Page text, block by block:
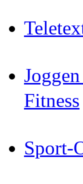
Fitness
Sport-